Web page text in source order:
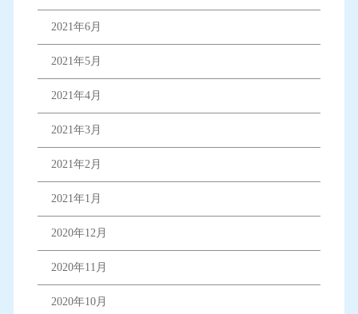
2021年6月
2021年5月
2021年4月
2021年3月
2021年2月
2021年1月
2020年12月
2020年11月
2020年10月